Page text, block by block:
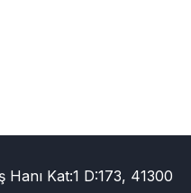
Kat:1 D:173, 41300